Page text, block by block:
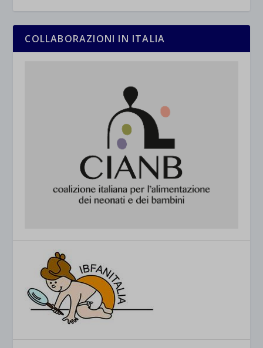
COLLABORAZIONI IN ITALIA